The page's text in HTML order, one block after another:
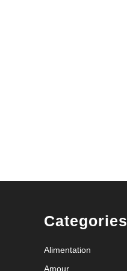
Categories
Alimentation
Amour